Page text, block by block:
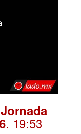
. 19:53